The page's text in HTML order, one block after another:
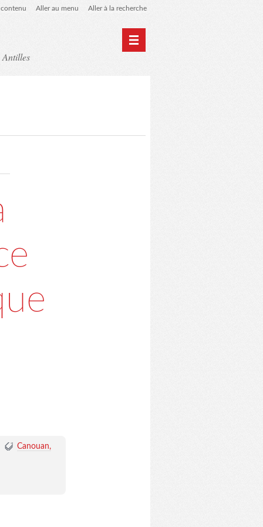
Aller au menu Aller à la recherche
Antilles
Canouan